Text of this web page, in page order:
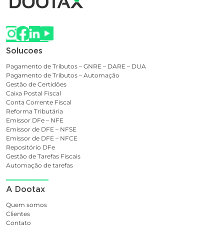
Solucoes
Pagamento de Tributos – GNRE – DARE – DUA
Pagamento de Tributos – Automação
Gestão de Certidões
Caixa Postal Fiscal
Conta Corrente Fiscal
Reforma Tributária
Emissor DFe – NFE
Emissor de DFE – NFSE
Emissor de DFE – NFCE
Repositório DFe
Gestão de Tarefas Fiscais
Automação de tarefas
A Dootax
Quem somos
Clientes
Contato